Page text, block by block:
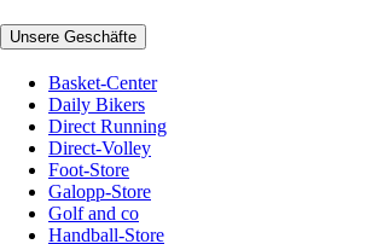
Unsere Geschäfte
Basket-Center
Daily Bikers
Direct Running
Direct-Volley
Foot-Store
Galopp-Store
Golf and co
Handball-Store